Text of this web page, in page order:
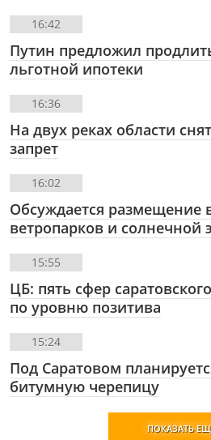
16:42
Путин предложил
льготной ипотеки
16:36
На двух реках области
запрет
16:02
Обсуждается размещение
ветропарков и солнечной
15:55
ЦБ: пять сфер
по уровню позитива
15:24
Под Саратовом
битумную черепицу
ПОКАЗАТЬ